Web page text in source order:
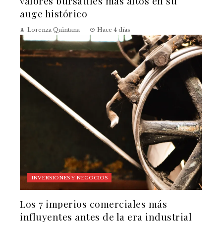
auge histórico
Lorenza Quintana Hace 4 días
INVERSIONES Y NEGOCIOS
Los 7 imperios comerciales más
influyentes antes de la era industrial